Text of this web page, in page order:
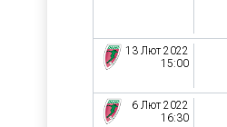
13 Лют 2022
15:00
6 Лют 2022
16:30